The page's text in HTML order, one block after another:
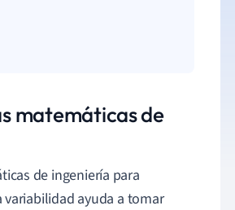
matemáticas de
de ingeniería para
ayuda a tomar